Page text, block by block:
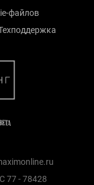
файлов
77 - 78428